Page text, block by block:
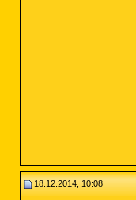
18.12.2014, 10:08